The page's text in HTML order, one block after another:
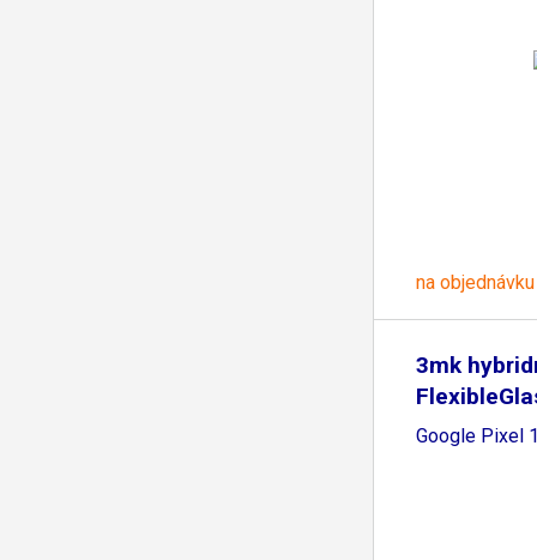
na objednávku
3mk
Google Pixel